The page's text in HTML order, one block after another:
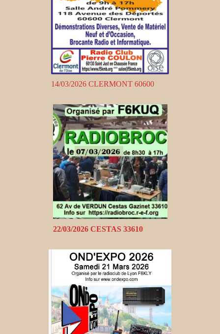
14/03/2026 CLERMONT 60600
22/03/2026 CESTAS 33610